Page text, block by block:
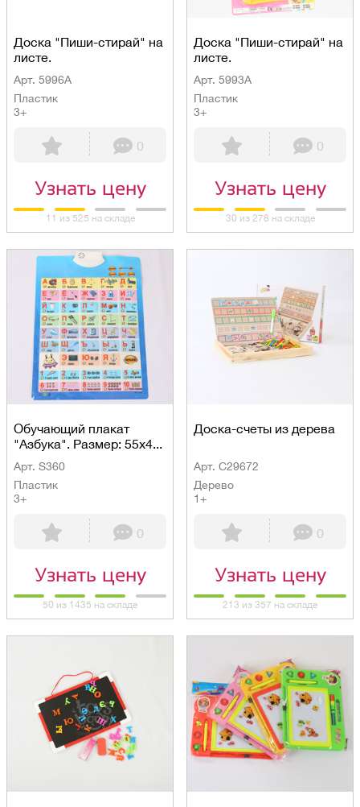
Доска "Пиши-стирай" на
листе.
Арт. 5996A
Пластик
3+
0
Узнать цену
11 из 525 на складе
Доска "Пиши-стирай" на
листе.
Арт. 5993A
Пластик
3+
0
Узнать цену
30 из 278 на складе
Обучающий плакат
"Азбука". Размер: 55х4...
Арт. S360
Пластик
3+
0
Узнать цену
50 из 1435 на складе
Доска-счеты из дерева
Арт. C29672
Дерево
1+
0
Узнать цену
213 из 357 на складе